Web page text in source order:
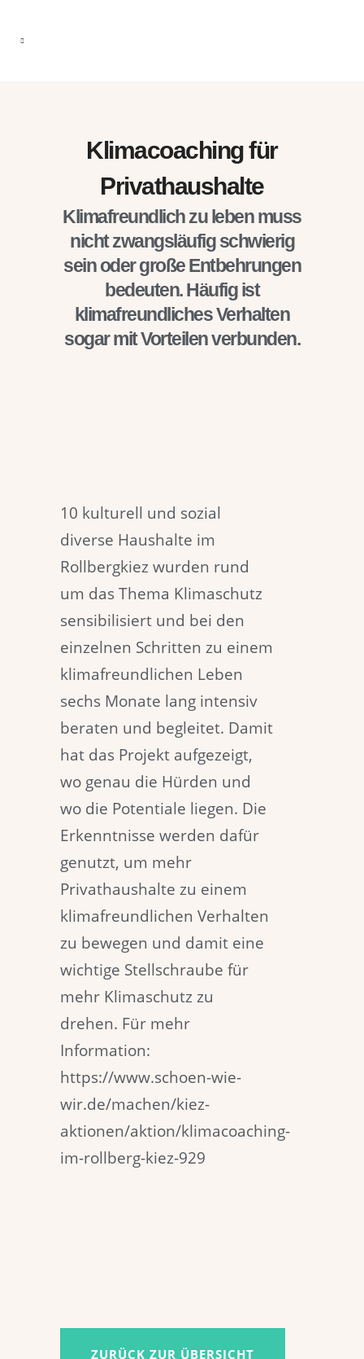
Klimacoaching für
Privathaushalte
Klimafreundlich zu leben muss
nicht zwangsläufig schwierig
sein oder große Entbehrungen
bedeuten. Häufig ist
klimafreundliches Verhalten
sogar mit Vorteilen verbunden.
10 kulturell und sozial
diverse Haushalte im
Rollbergkiez wurden rund
um das Thema Klimaschutz
sensibilisiert und bei den
einzelnen Schritten zu einem
klimafreundlichen Leben
sechs Monate lang intensiv
beraten und begleitet. Damit
hat das Projekt aufgezeigt,
wo genau die Hürden und
wo die Potentiale liegen. Die
Erkenntnisse werden dafür
genutzt, um mehr
Privathaushalte zu einem
klimafreundlichen Verhalten
zu bewegen und damit eine
wichtige Stellschraube für
mehr Klimaschutz zu
drehen. Für mehr
Information:
https://www.schoen-wie-
wir.de/machen/kiez-
aktionen/aktion/klimacoaching-
im-rollberg-kiez-929
ZURÜCK ZUR ÜBERSICHT